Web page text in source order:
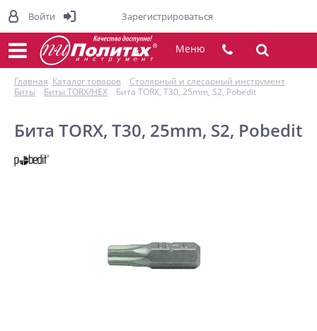
Меню
Главная Каталог товаров
Столярный и слесарный инструмент
Биты
Биты TORX/HEX Бита TORX, T30, 25mm, S2, Pobedit
Бита TORX, T30, 25mm, S2, Pobedit
Войти Зарегистрироваться